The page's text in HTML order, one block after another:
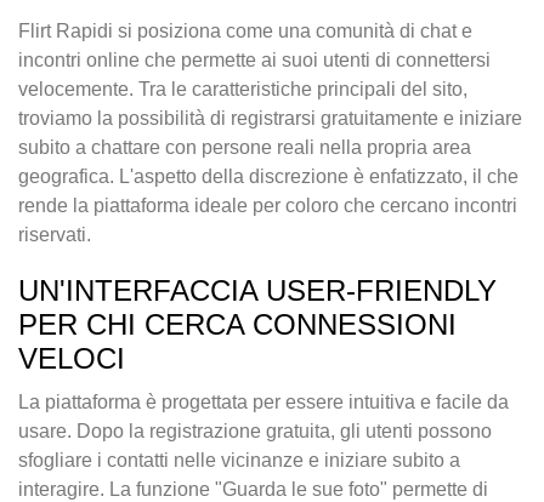
Flirt Rapidi si posiziona come una comunità di chat e
incontri online che permette ai suoi utenti di connettersi
velocemente. Tra le caratteristiche principali del sito,
troviamo la possibilità di registrarsi gratuitamente e iniziare
subito a chattare con persone reali nella propria area
geografica. L'aspetto della discrezione è enfatizzato, il che
rende la piattaforma ideale per coloro che cercano incontri
riservati.
UN'INTERFACCIA USER-FRIENDLY
PER CHI CERCA CONNESSIONI
VELOCI
La piattaforma è progettata per essere intuitiva e facile da
usare. Dopo la registrazione gratuita, gli utenti possono
sfogliare i contatti nelle vicinanze e iniziare subito a
interagire. La funzione "Guarda le sue foto" permette di